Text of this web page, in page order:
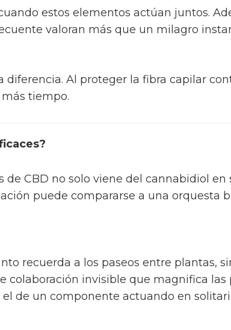
estos elementos actúan juntos.
valoran más que un milagro
Al proteger la fibra capilar
tiempo.
CBD no solo viene del cannabidiol
puede compararse a una orquesta
recuerda a los paseos entre plantas,
colaboración invisible que magnifica
de un componente actuando en